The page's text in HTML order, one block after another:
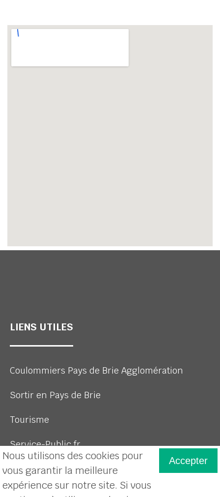
LIENS UTILES
Coulommiers Pays de Brie Agglomération
Sortir en Pays de Brie
Tourisme
Service-Public.fr
Nous utilisons des cookies pour
vous garantir la meilleure
expérience sur notre site. Si vous
Accepter